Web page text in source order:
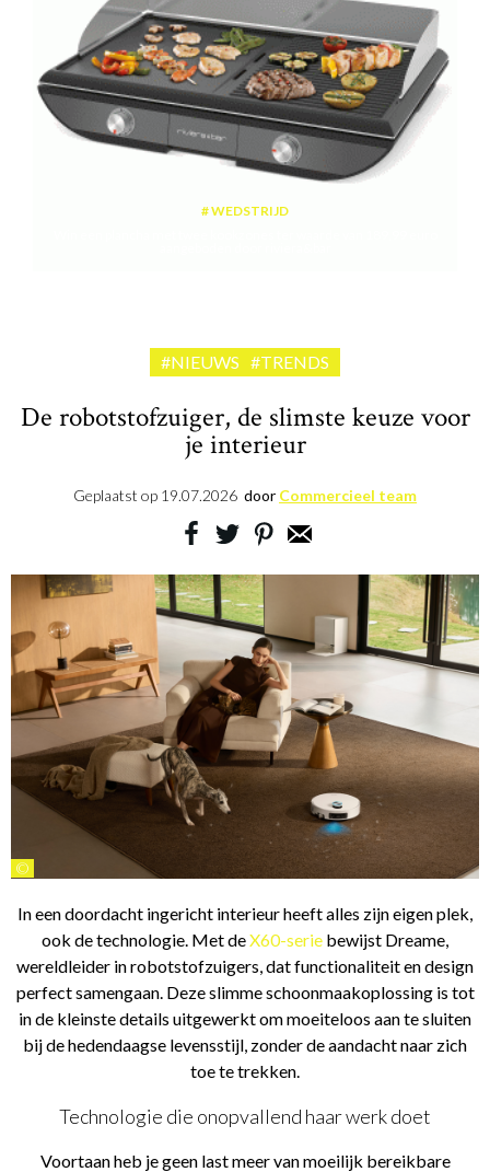
WEDSTRIJD
#NIEUWS #TRENDS
De robotstofzuiger, de slimste keuze voor
je interieur
Geplaatst op 19.07.2026 door Commercieel team
©
In een doordacht ingericht interieur heeft alles zijn eigen plek,
ook de technologie. Met deX60-serie bewijst Dreame,
wereldleider in robotstofzuigers, dat functionaliteit en design
perfect samengaan. Deze slimme schoonmaakoplossing is tot
in de kleinste details uitgewerkt om moeiteloos aan te sluiten
bij de hedendaagse levensstijl, zonder de aandacht naar zich
toe te trekken.
Technologie die onopvallend haar werk doet
Voortaan heb je geen last meer van moeilijk bereikbare